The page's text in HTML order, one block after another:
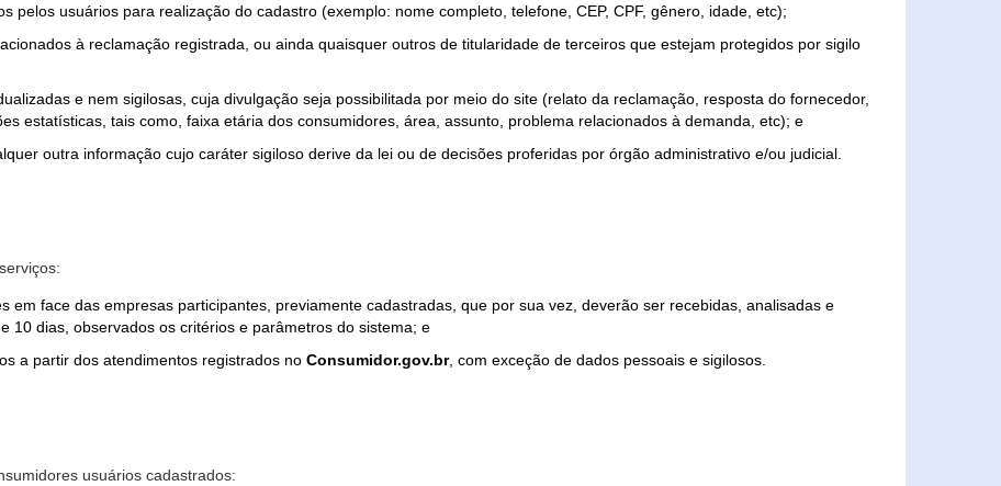
pelos usuários para realização do cadastro (exemplo: nome completo, telefone, CEP, CPF, gênero, idade, etc);
à reclamação registrada, ou ainda quaisquer outros de titularidade de terceiros que estejam protegidos por sigilo
e nem sigilosas, cuja divulgação seja possibilitada por meio do site (relato da reclamação, resposta do fornecedor,
estatísticas, tais como, faixa etária dos consumidores, área, assunto, problema relacionados à demanda, etc); e
outra informação cujo caráter sigiloso derive da lei ou de decisões proferidas por órgão administrativo e/ou judicial.
em face das empresas participantes, previamente cadastradas, que por sua vez, deverão ser recebidas, analisadas e
10 dias, observados os critérios e parâmetros do sistema; e
a partir dos atendimentos registrados no Consumidor.gov.br, com exceção de dados pessoais e sigilosos.
usuários cadastrados: